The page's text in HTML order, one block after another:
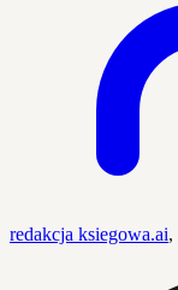
redakcja ksiegowa.ai,